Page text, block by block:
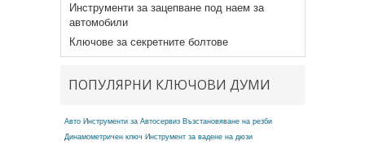
Инструменти за зацепване под наем за
автомобили
Ключове за секретните болтове
ПОПУЛЯРНИ КЛЮЧОВИ ДУМИ
Авто Инструменти за Автосервиз Възстановяване на резби
Динамометричен ключ Инструмент за вадене на дюзи